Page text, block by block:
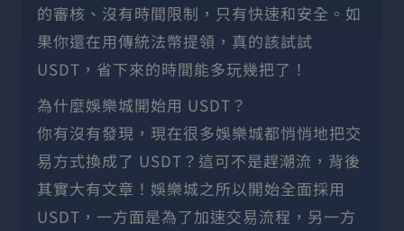
的審核、沒有時間限制，只有快速和安全。如
果你還在用傳統法幣提領，真的該試試
USDT，省下來的時間能多玩幾把了！
為什麼娛樂城開始用 USDT？
你有沒有發現，現在很多娛樂城都悄悄地把交
易方式換成了 USDT？這可不是趕潮流，背後
其實大有文章！娛樂城之所以開始全面採用
USDT，一方面是為了加速交易流程，另一方